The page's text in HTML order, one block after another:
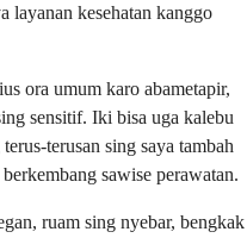
layanan kesehatan kanggo
ora umum karo abametapir,
sensitif. Iki bisa uga kalebu
terusan sing saya tambah
sawise perawatan.
ruam sing nyebar, bengkak